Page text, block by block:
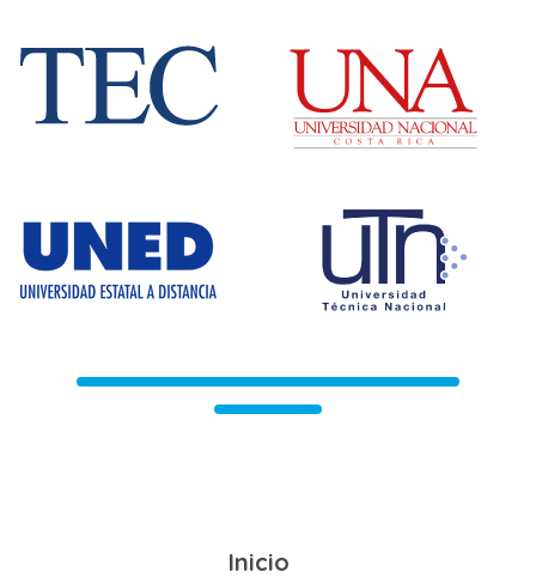
Inicio